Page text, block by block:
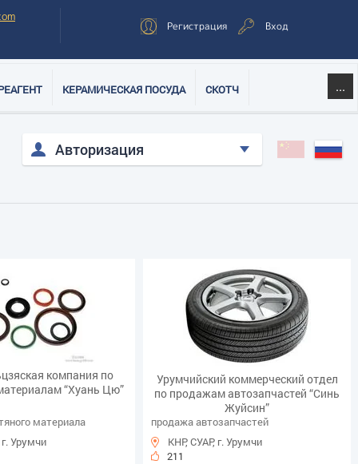
Регистрация Вход
КЕРАМИЧЕСКАЯ ПОСУДА СКОТЧ ...
Авторизация
компания по
“Хуань Цю”
материала
Урумчи
Урумчийский коммерческий отдел
по продажам автозапчастей “Синь
Жуйсин”
продажа автозапчастей
КНР, СУАР, г. Урумчи
211